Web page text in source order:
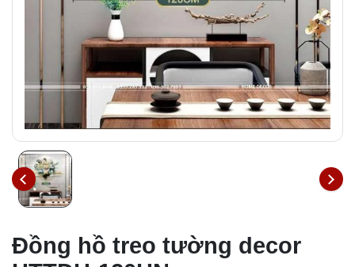
Đồng hồ treo tường decor